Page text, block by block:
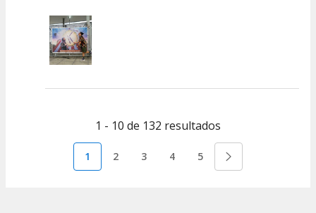
1 - 10 de 132 resultados
1 2 3 4 5